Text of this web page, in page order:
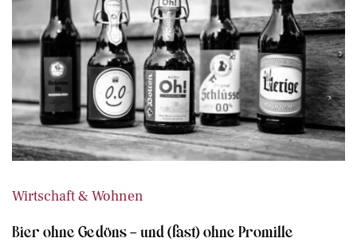
Wirtschaft & Wohnen
Bier ohne Gedöns – und (fast) ohne Promille